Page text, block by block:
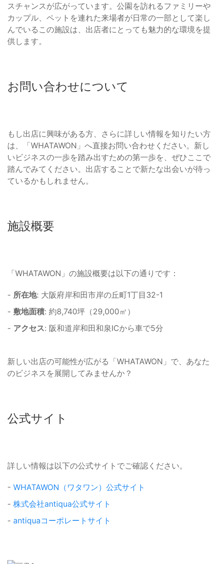
スチャンスが広がっています。公園を訪れるファミリーや
カップル、ペットを連れた来場者が日常の一部として楽し
んでいるこの施設は、出店者にとっても魅力的な環境を提
供します。
お問い合わせについて
もし出店に興味がある方、さらに詳しい情報を知りたい方
は、「WHATAWON」へ直接お問い合わせください。新し
いビジネスの一歩を踏み出すための第一歩を、ぜひここで
踏んでみてください。出店することで新たな出会いが待っ
ているかもしれません。
施設概要
「WHATAWON」の施設概要は以下の通りです：
- 所在地: 大阪府岸和田市岸の丘町1丁目32-1
- 敷地面積: 約8,740坪（29,000㎡）
- アクセス: 阪和道岸和田和泉ICから車で5分
新しい出店の可能性が広がる「WHATAWON」で、あなた
のビジネスを展開してみませんか？
公式サイト
詳しい情報は以下の公式サイトでご確認ください。
- WHATAWON（ワタワン）公式サイト
- 株式会社antiqua公式サイト
- antiquaコーポレートサイト